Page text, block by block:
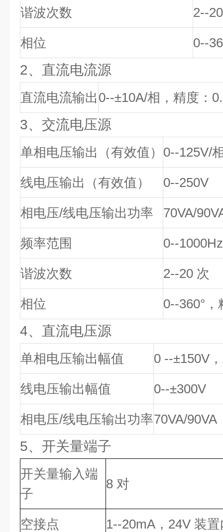
谐波次数 2--
相位 0--
2、直流电流源
直流电流输出 0--±10A/相，精度：
3、交流电压源
单相电压输出（有效值） 0--125V/
线电压输出（有效值） 0--250V
相电压/线电压输出功率 70VA/
频率范围 0--
谐波次数 2--20 次
相位 0--360°，
4、直流电压源
单相电压输出幅值 0 --±150V
线电压输出幅值 0--±300V
相电压/线电压输出功率70VA/90VA
5、开关量端子
开关量输入端
子
8 对
空接点 1--20mA，24V 装